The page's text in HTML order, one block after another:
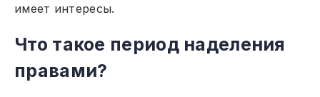
имеет интересы.
Что такое период наделения
правами?